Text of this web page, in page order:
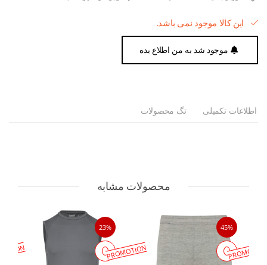
این کالا موجود نمی باشد.
موجود شد به من اطلاع بده
اطلاعات تکمیلی تگ محصولات
محصولات مشابه
45%
23%
PROMOTION